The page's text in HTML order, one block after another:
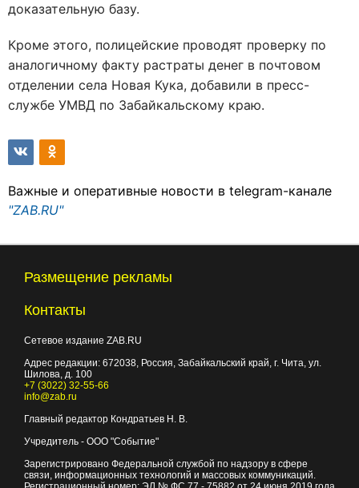
доказательную базу.
Кроме этого, полицейские проводят проверку по
аналогичному факту растраты денег в почтовом
отделении села Новая Кука, добавили в пресс-
службе УМВД по Забайкальскому краю.
Важные и оперативные новости в telegram-канале
"ZAB.RU"
Размещение рекламы
Контакты
Сетевое издание ZAB.RU
Адрес редакции: 672038, Россия, Забайкальский край, г. Чита, ул.
Шилова, д. 100
+7 (3022) 32-55-66
info@zab.ru
Главный редактор Кондратьев Н. В.
Учредитель - ООО "Событие"
Зарегистрировано Федеральной службой по надзору в сфере
связи, информационных технологий и массовых коммуникаций.